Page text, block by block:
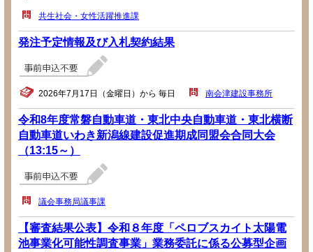
共生社会・女性活躍推進課
発注予定情報及び入札契約結果
2026年7月17日（金曜日）から 毎日 南会津建設事務所
令和8年度常磐自動車道・東北中央自動車道・東北横断
自動車道いわき新潟線建設促進期成同盟会合同大会
（13:15～）
議会事務局議事課
【審査結果公表】令和８年度「ペロブスカイト太陽電
池事業化可能性調査事業」業務委託に係る公募型企画